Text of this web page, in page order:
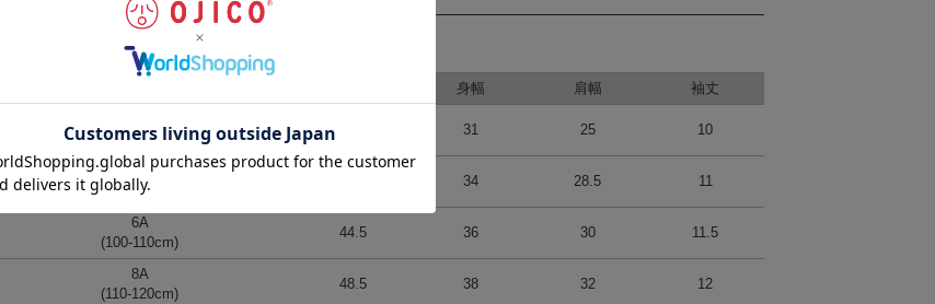
身幅 肩幅 袖丈
(75-85cm)
31 25 10
4A
(90-100cm)
34 28.5 11
6A
(100-110cm)
44.5 36 30 11.5
8A
(110-120cm)
48.5 38 32 12